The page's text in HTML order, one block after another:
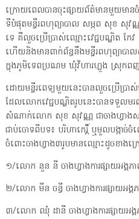
ក្រោយពេលបានចុះផ្សាយព័ត៌មានមួយមាន
ទីបំផុតមន្ទីរពហុព្យាបាល សម្ភព សុខ សុវណ្
ទេ គឺលួចប្រើប្រាស់ឈ្មោះវេជ្ជបណ្ឌិត កែ
ហើយនិងមានពាក់ព័ន្ធនឹងមន្ទីរពហុព្យាប
ក្នុងភូមិទេពប្រណម ឃុំវិហារហ្លួង ស្រុកពញ
ដោយមន្ទីរពេទ្យមួយនេះបានលួចប្រើប្រ
ដែលលោកវេជ្ជបណ្ឌិតរូបនេះបានទទួលម
សំណាក់លោក សុខ សុវណ្ណ ជាចាងហ្វាង
ជាប់ចោទពីបទ៖ បរិហាកេរ្តិ៍ ឬមួលបង្កាច់ចំ
ចំពោះចាងហ្វាង៣រូបមានឈ្មោះដូចខាងក្
១/លោក នួន នី ចាងហ្វាងការផ្សាយអង្គភា
២/លោក មីន ចន្ធី ចាងហ្វាងការផ្សាយអង្
៣/លោក ឈុំ ដានី ចាងហ្វាងការផ្សាយអ